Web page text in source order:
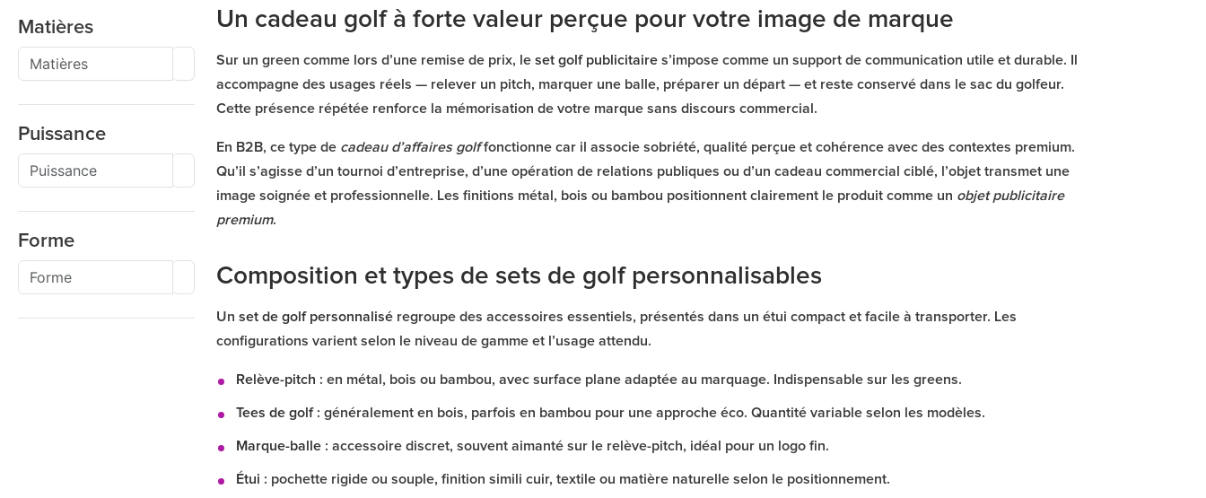
Matières
Puissance
Forme
Un cadeau golf à forte valeur perçue pour votre image de marque
Sur un green comme lors d’une remise de prix, leset golf publicitaire s’impose comme un support de communication utile et durable. Il
accompagne des usages réels — relever un pitch, marquer une balle, préparer un départ — et reste conservé dans le sac du golfeur.
Cette présence répétée renforce la mémorisation de votre marque sans discours commercial.
En B2B, ce type de cadeau d’affaires golffonctionne car il associe sobriété, qualité perçue et cohérence avec des contextes premium.
Qu’il s’agisse d’un tournoi d’entreprise, d’une opération de relations publiques ou d’un cadeau commercial ciblé, l’objet transmet une
image soignée et professionnelle. Les finitions métal, bois ou bambou positionnent clairement le produit comme un objet publicitaire
premium.
Composition et types de sets de golf personnalisables
Unset de golf personnalisé regroupe des accessoires essentiels, présentés dans un étui compact et facile à transporter. Les
configurations varient selon le niveau de gamme et l’usage attendu.
Relève-pitch : en métal, bois ou bambou, avec surface plane adaptée au marquage. Indispensable sur les greens.
Tees de golf: généralement en bois, parfois en bambou pour une approche éco. Quantité variable selon les modèles.
Marque-balle : accessoire discret, souvent aimanté sur le relève-pitch, idéal pour un logo fin.
Étui : pochette rigide ou souple, finition simili cuir, textile ou matière naturelle selon le positionnement.